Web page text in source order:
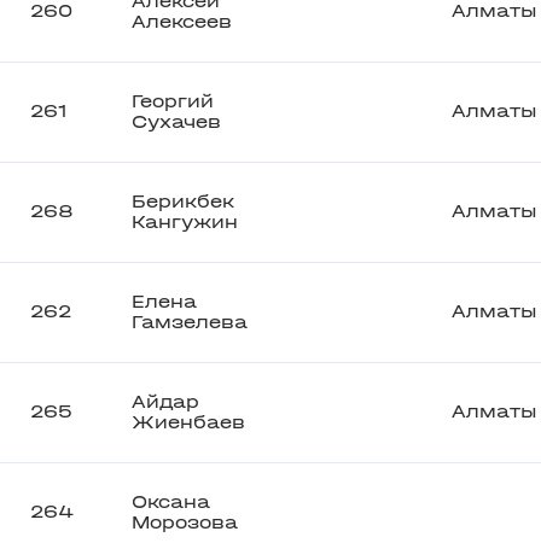
260
Алексеев
Алматы
261
Георгий
Сухачев
Алматы
268
Берикбек
Кангужин
Алматы
262
Елена
Гамзелева
Алматы
265
Айдар
Жиенбаев
Алматы
264
Оксана
Морозова